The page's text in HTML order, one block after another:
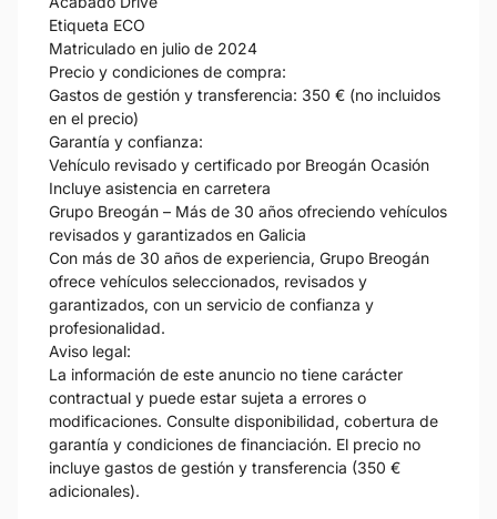
Etiqueta ECO
Matriculado en julio de 2024
Precio y condiciones de compra:
Gastos de gestión y transferencia: 350 € (no incluidos
en el precio)
Garantía y confianza:
Vehículo revisado y certificado por Breogán Ocasión
Incluye asistencia en carretera
Grupo Breogán – Más de 30 años ofreciendo vehículos
revisados y garantizados en Galicia
Con más de 30 años de experiencia, Grupo Breogán
ofrece vehículos seleccionados, revisados y
garantizados, con un servicio de confianza y
profesionalidad.
Aviso legal:
La información de este anuncio no tiene carácter
contractual y puede estar sujeta a errores o
modificaciones. Consulte disponibilidad, cobertura de
garantía y condiciones de financiación. El precio no
incluye gastos de gestión y transferencia (350 €
adicionales).